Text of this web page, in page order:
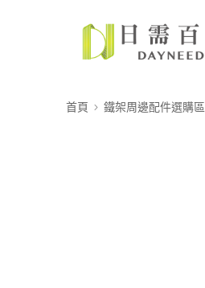
首頁 鐵架周邊配件選購區